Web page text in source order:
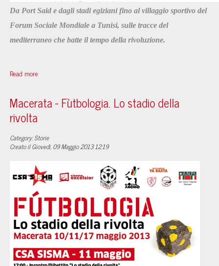
Da Port Said e dagli stadi egiziani fino al villaggio sportivo del
Forum Sociale Mondiale a Tunisi, sulle tracce del
mediterraneo che batte il tempo della rivoluzione.
Read more
Macerata - Fùtbologia. Lo stadio della
rivolta
Category: Storie
Creato il Giovedì, 09 Maggio 2013 12:19